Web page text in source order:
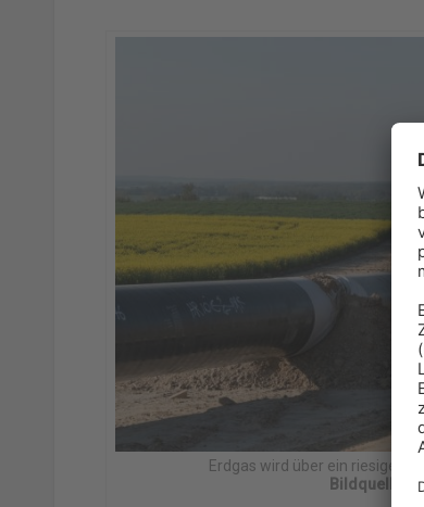
Erdgas wird über ein riesiges
Bildquelle: